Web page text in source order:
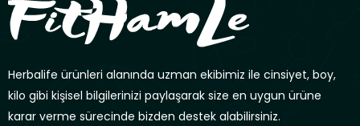
Herbalife ürünleri alanında uzman ekibimiz ile cinsiyet, boy,
kilo gibi kişisel bilgilerinizi paylaşarak size en uygun ürüne
karar verme sürecinde bizden destek alabilirsiniz.